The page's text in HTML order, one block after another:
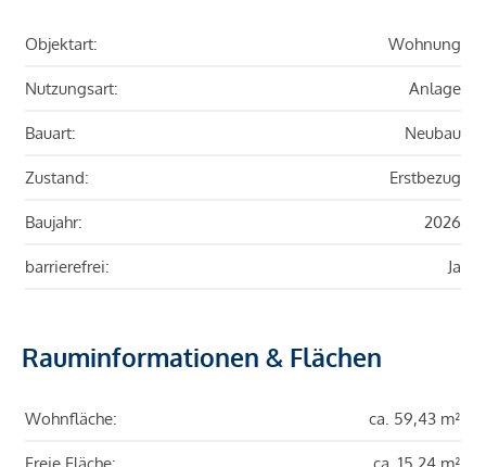
Objektart: Wohnung
Nutzungsart: Anlage
Bauart: Neubau
Zustand: Erstbezug
Baujahr: 2026
barrierefrei: Ja
Rauminformationen & Flächen
Wohnfläche: ca. 59,43 m²